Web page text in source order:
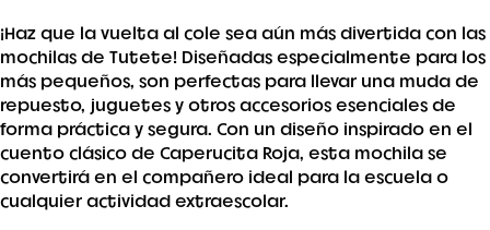
¡Haz que la vuelta al cole sea aún más divertida con las
mochilas de Tutete! Diseñadas especialmente para los
más pequeños, son perfectas para llevar una muda de
repuesto, juguetes y otros accesorios esenciales de
forma práctica y segura. Con un diseño inspirado en el
cuento clásico de Caperucita Roja, esta mochila se
convertirá en el compañero ideal para la escuela o
cualquier actividad extraescolar.